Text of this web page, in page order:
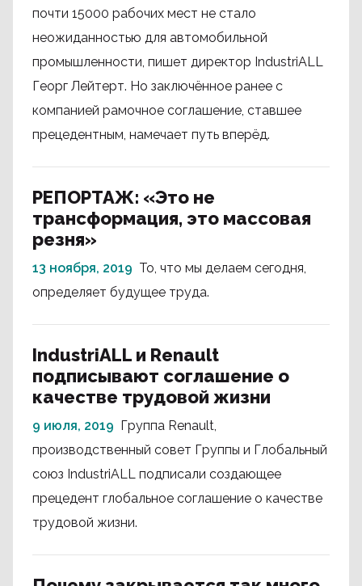
почти 15000 рабочих мест не стало
неожиданностью для автомобильной
промышленности, пишет директор IndustriALL
Георг Лейтерт. Но заключённое ранее с
компанией рамочное соглашение, ставшее
прецедентным, намечает путь вперёд.
РЕПОРТАЖ: «Это не
трансформация, это массовая
резня»
13 ноября, 2019 То, что мы делаем сегодня,
определяет будущее труда.
IndustriALL и Renault
подписывают соглашение о
качестве трудовой жизни
9 июля, 2019 Группа Renault,
производственный совет Группы и Глобальный
союз IndustriALL подписали создающее
прецедент глобальное соглашение о качестве
трудовой жизни.